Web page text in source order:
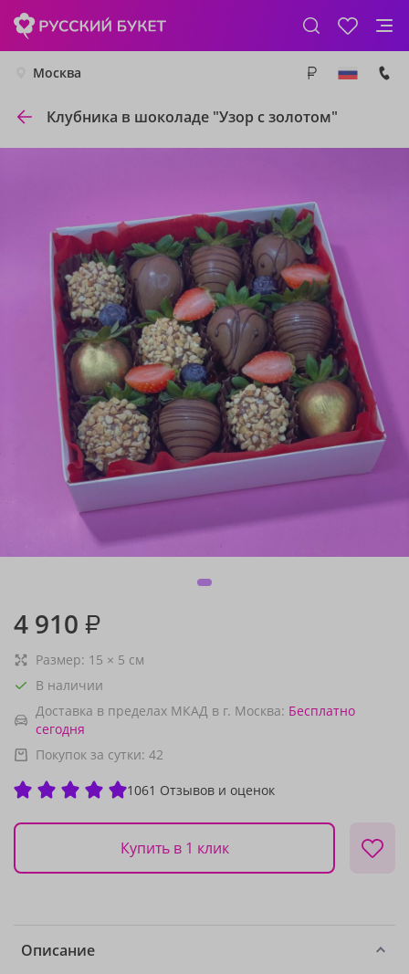
Москва
Клубника в шоколаде "Узор с золотом"
4 910 ₽
Размер: 15 × 5 см
В наличии
Доставка в пределах МКАД в г. Москва: Бесплатно
сегодня
Покупок за сутки: 42
1061 Отзывов и оценок
Купить в 1 клик
Описание